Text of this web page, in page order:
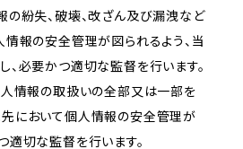
の紛失、破壊、改ざん及び漏洩など
情報の安全管理が図られるよう、当
、必要かつ適切な監督を行います。
人情報の取扱いの全部又は一部を
において個人情報の安全管理が
適切な監督を行います。